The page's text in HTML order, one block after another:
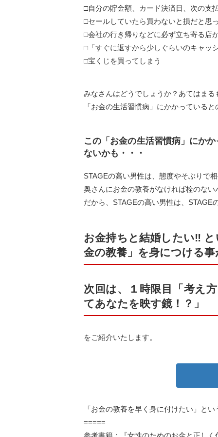
□自分の貯金額、カード決済日、次の支
□セールしていたら買わないと損だと思
□会社の行き帰りなどに必ず立ち寄る店
□「すぐに返すから少しぐらいのキャッ
□宝くじを買ってしまう
みなさんはどうでしょうか？あてはま
「お金の生活習慣病」にかかっている
この「お金の生活習慣病」にか
ないかも・・・
STAGEの高い男性は、態度やそぶりで
奥さんにお金の教養がなければ栓のな
だから、STAGEの高い男性は、STAGE
お金持ちと結婚したい‼
金の教養」を身につける
次回は、１時限目「考え
てあなたを映す鏡！？」
をご紹介いたします。
「お金の教養を早く身に付けたい」と
=====
参考書籍：『女性のためのお金と正し